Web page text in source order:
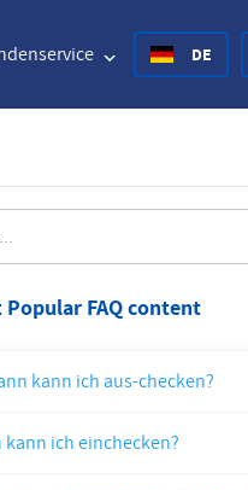
DE
FinnishCHF Switzerland
Popular FAQ content
kann ich aus-checken?
kann ich einchecken?